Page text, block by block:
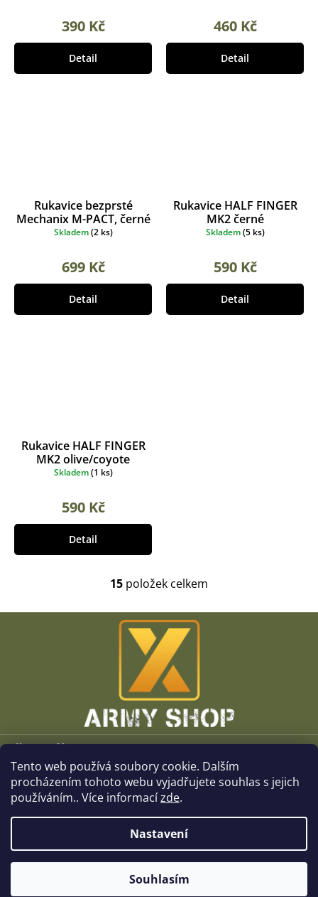
Tento web používá soubory cookie. Dalším
procházením tohoto webu vyjadřujete souhlas s jejich
používáním.. Více informacízde.
Nastavení
Souhlasím
390 Kč
Detail
460 Kč
Detail
Rukavice bezprsté
Mechanix M-PACT, černé
Skladem(2 ks)
699 Kč
Detail
Rukavice HALF FINGER
MK2 černé
Skladem(5 ks)
590 Kč
Detail
Rukavice HALF FINGER
MK2 olive/coyote
Skladem(1 ks)
590 Kč
Detail
O
l
á
d
c
í
p
k
v
ý
p
i
s
u
15 položek celkem
Z
Vše o nákupu
O společnosti
Kamenné prodejny
Kontakt
x-ArmyShop.cz. Všechna práva vyhrazena.